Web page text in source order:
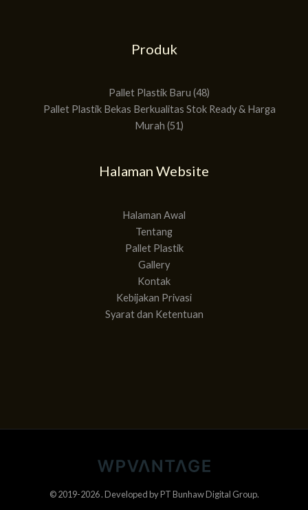
Produk
Pallet Plastik Baru 48
Pallet Plastik Bekas Berkualitas Stok Ready & Harga
Murah 51
Halaman Website
Halaman Awal
Tentang
Pallet Plastik
Gallery
Kontak
Kebijakan Privasi
Syarat dan Ketentuan
© 2019-2026 . Developed byPT Bunhaw Digital Group.